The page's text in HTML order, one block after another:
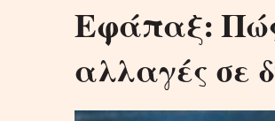
Εφάπαξ: Πώς
αλλαγές σε